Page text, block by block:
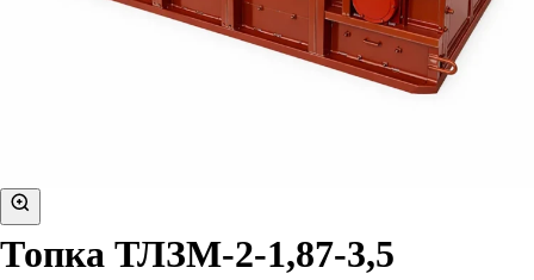
Топка ТЛЗМ-2-1,87-3,5